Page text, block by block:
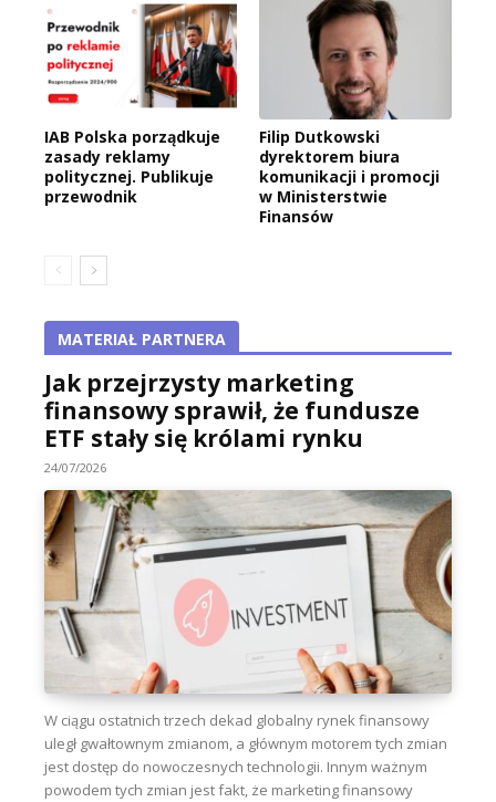
IAB Polska porządkuje
zasady reklamy
politycznej. Publikuje
przewodnik
Filip Dutkowski
dyrektorem biura
komunikacji i promocji
w Ministerstwie
Finansów
MATERIAŁ PARTNERA
Jak przejrzysty marketing
finansowy sprawił, że fundusze
ETF stały się królami rynku
24/07/2026
W ciągu ostatnich trzech dekad globalny rynek finansowy
uległ gwałtownym zmianom, a głównym motorem tych zmian
jest dostęp do nowoczesnych technologii. Innym ważnym
powodem tych zmian jest fakt, że marketing finansowy